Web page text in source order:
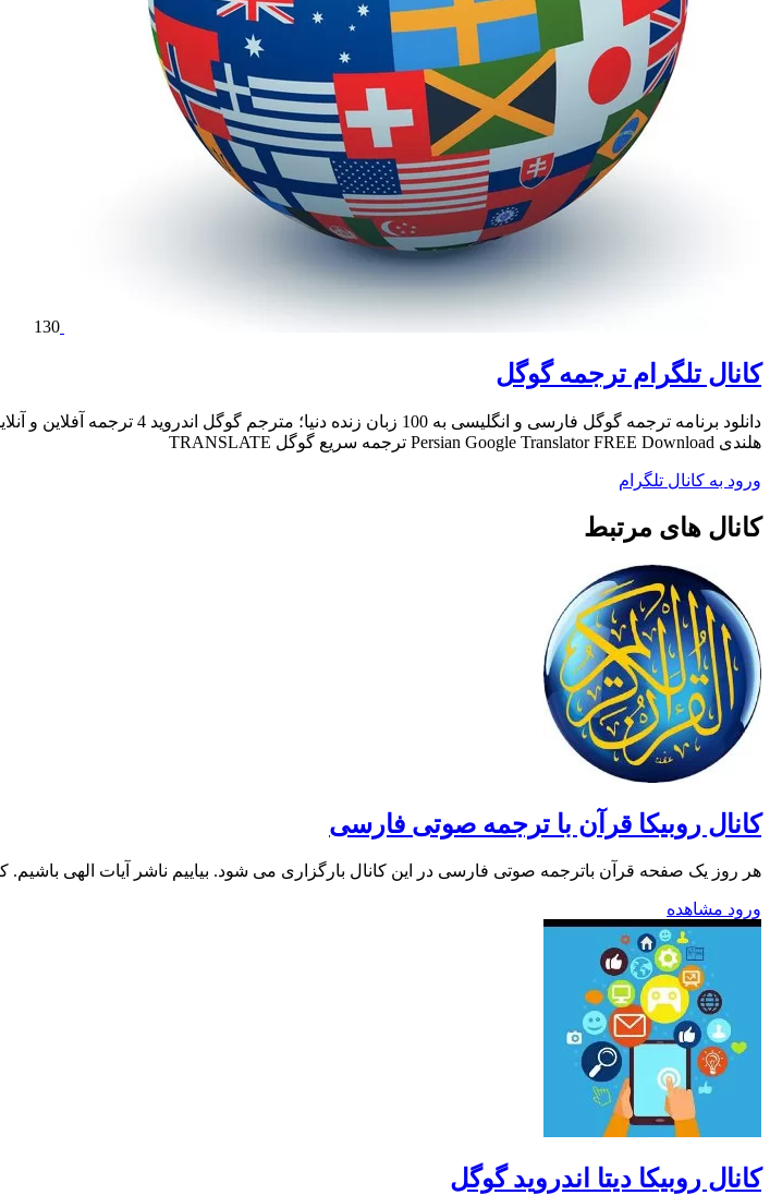
130
کانال تلگرام ترجمه گوگل
هلندی Persian Google Translator FREE Download ترجمه سریع گوگل TRANSLATE
ورود به کانال تلگرام
کانال های مرتبط
کانال روبیکا قرآن با ترجمه صوتی فارسی
هر روز یک صفحه قرآن باترجمه صوتی فارسی در این کانال بارگزاری می شود. بیاییم ناشر آیات الهی باشیم.
ورود مشاهده
کانال روبیکا دیتا اندروید گوگل